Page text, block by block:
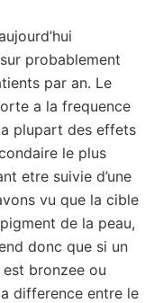
probablement
par an. Le
a la frequence
plupart des effets
le plus
etre suivie d’une
vu que la cible
de la peau,
donc que si un
bronzee ou
difference entre le